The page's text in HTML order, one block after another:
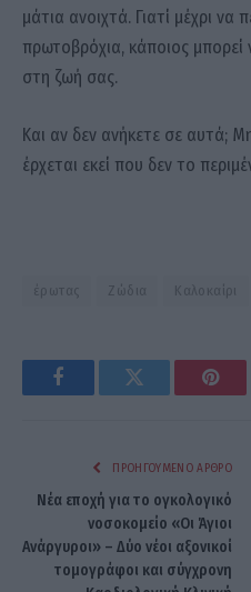
μάτια ανοιχτά. Γιατί μέχρι
πρωτοβρόχια, κάποιος μπορεί
στη ζωή σας.
Και αν δεν ανήκετε σε αυτά;
έρχεται εκεί που δεν το
έρωτας Ζώδια Καλοκαίρι
FacebookTwitter
ΠΡΟΗΓΟΎΜΕΝΟ ΆΡΘΡΟ
Νέα εποχή για το ογκολογικό
νοσοκομείο «Οι Άγιοι
Ανάργυροι» – Δύο νέοι αξονικοί
τομογράφοι και σύγχρονη